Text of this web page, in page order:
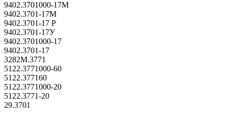
9402.3701000-17М
9402.3701-17М
9402.3701-17 Р
9402.3701-17У
9402.3701000-17
9402.3701-17
3282М.3771
5122.3771000-60
5122.377160
5122.3771000-20
5122.3771-20
29.3701